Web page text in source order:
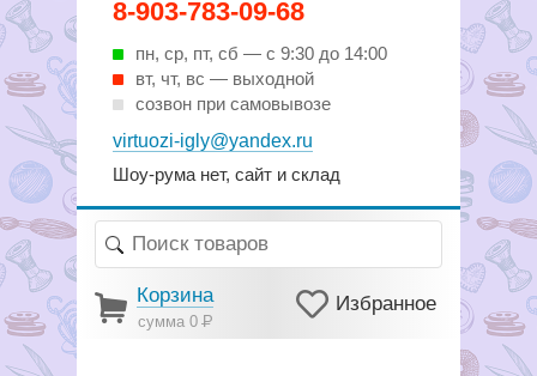
8-903-783-09-68
пн, ср, пт, cб — с 9:30 до 14:00
вт, чт, вс — выходной
созвон при самовывозе
virtuozi-igly@yandex.ru
Шоу-рума нет, сайт и склад
Корзина
сумма 0Р
Избранное